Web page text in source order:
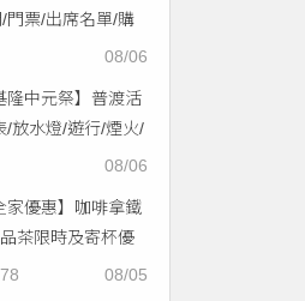
門票/出席名單/購
08/06
隆中元祭】普渡活
/放水燈/遊行/煙火/
！
08/06
家優惠】咖啡拿鐵
茶限時及寄杯優
單一起看
08/05